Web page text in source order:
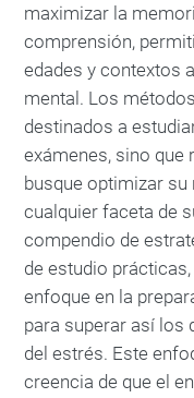
maximizar la
comprensión,
edades y contextos
mental. Los
destinados a
exámenes, sino que
busque optimizar
cualquier faceta de
compendio de
de estudio
enfoque en la
para superar así los
del estrés. Este
creencia de que el